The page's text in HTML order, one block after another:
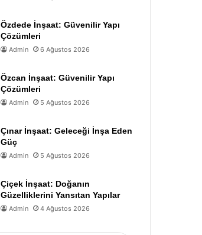
Özdede İnşaat: Güvenilir Yapı
Çözümleri
Admin 6 Ağustos 2026
Özcan İnşaat: Güvenilir Yapı
Çözümleri
Admin 5 Ağustos 2026
Çınar İnşaat: Geleceği İnşa Eden
Güç
Admin 5 Ağustos 2026
Çiçek İnşaat: Doğanın
Güzelliklerini Yansıtan Yapılar
Admin 4 Ağustos 2026